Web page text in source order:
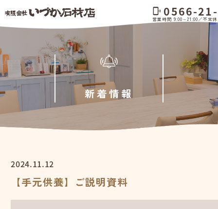
新着情報
2024.11.12
【手元供養】ご説明資料
phonelink_ring 0566-
営業時間 9:00～21:00／不定休